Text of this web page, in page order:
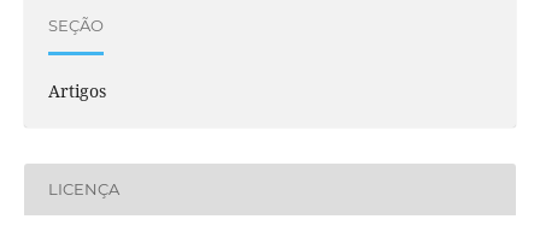
SEÇÃO
Artigos
LICENÇA